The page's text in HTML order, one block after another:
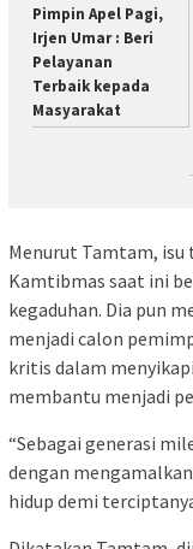
Pimpin Apel Pagi,
Irjen Umar : Beri
Pelayanan
Terbaik kepada
Masyarakat
Menurut Tamtam, isu
Kamtibmas saat ini
kegaduhan. Dia pun
menjadi calon
kritis dalam
membantu menjadi
“Sebagai generasi
dengan
hidup demi